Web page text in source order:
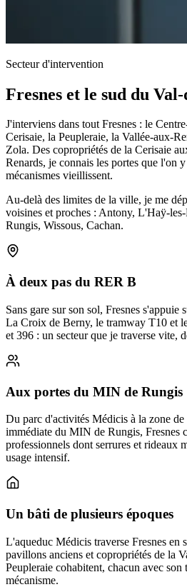
Secteur d'intervention
Fresnes et le sud du
J'interviens dans tout Fresnes : le
Cerisaie, la Peupleraie, la Vallée-aux-
Zola. Des copropriétés de la Cerisaie
Renards, je connais les portes que l'on
mécanismes vieillissent.
Au-delà des limites de la ville, je me
voisines et proches : Antony, L'Haÿ-
Rungis, Wissous, Cachan.
À deux pas du RER B
Sans gare sur son sol, Fresnes
La Croix de Berny, le tramway T10 et
et 396 : un secteur que je traverse vite,
Aux portes du MIN de Rungis
Du parc d'activités Médicis à la zone
immédiate du MIN de Rungis, Fresnes
professionnels dont serrures et rideaux
usage intensif.
Un bâti de plusieurs époques
L'aqueduc Médicis traverse Fresnes en
pavillons anciens et copropriétés de la
Peupleraie cohabitent, chacun avec son
mécanisme.